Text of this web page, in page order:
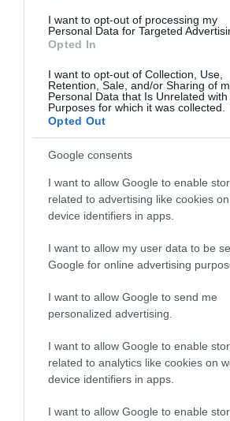
I want to opt-out of processing my
Personal Data for Targeted
Opted In
I want to opt-out of Collection, Use,
Retention, Sale, and/or Sharing of
Personal Data that Is Unrelated
Purposes for which it was collected.
Opted Out
Google consents
I want to allow Google to enable
related to advertising like cookies
device identifiers in apps.
I want to allow my user data to be
Google for online advertising
I want to allow Google to send me
personalized advertising.
I want to allow Google to enable
related to analytics like cookies on
device identifiers in apps.
I want to allow Google to enable
Fél év alatt félmillió használt
helycsere az élen
Na jó, a félmillió kerekített szám, egészen
használt személygépkocsi került új
félévben, ami 5,8 százalékkal múlja felül a
időszakban elért…